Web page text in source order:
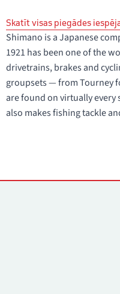
Skatīt visas piegādes
Shimano is a Japanese
1921 has been one of the
drivetrains, brakes and
groupsets — from Tourney
are found on virtually
also makes fishing tackle